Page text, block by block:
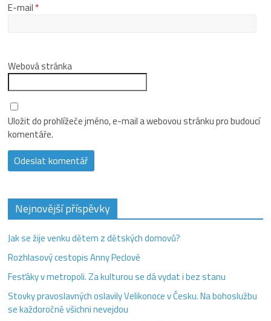
E-mail *
Webová stránka
Uložit do prohlížeče jméno, e-mail a webovou stránku pro budoucí
komentáře.
Nejnovější příspěvky
Jak se žije venku dětem z dětských domovů?
Rozhlasový cestopis Anny Peclové
Fesťáky v metropoli. Za kulturou se dá vydat i bez stanu
Stovky pravoslavných oslavily Velikonoce v Česku. Na bohoslužbu
se každoročně všichni nevejdou